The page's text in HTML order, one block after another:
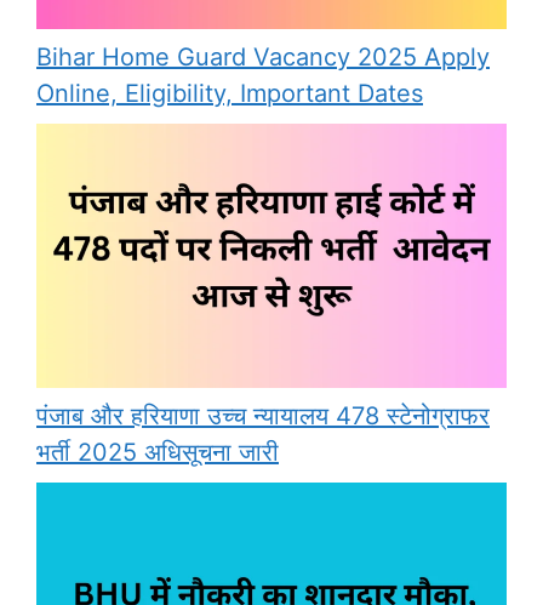
Bihar Home Guard Vacancy 2025 Apply
Online, Eligibility, Important Dates
पंजाब और हरियाणा उच्च न्यायालय 478 स्टेनोग्राफर
भर्ती 2025 अधिसूचना जारी